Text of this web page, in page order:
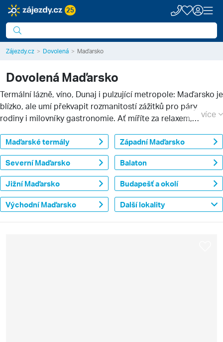
25
Zájezdy.cz Dovolená Maďarsko
Dovolená Maďarsko
Termální lázně, víno, Dunaj i pulzující metropole: Maďarsko je
blízko, ale umí překvapit rozmanitostí zážitků pro páry,
rodiny i milovníky gastronomie. Ať míříte za relaxem,
který vám sedne.Více informací
více
Maďarské termály Západní Maďarsko
Severní Maďarsko Balaton
Jižní Maďarsko Budapešť a okolí
Východní Maďarsko Další lokality